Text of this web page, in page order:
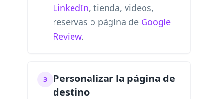
LinkedIn, tienda, videos,
reservas o página de Google
Review.
3
Personalizar la página de
destino